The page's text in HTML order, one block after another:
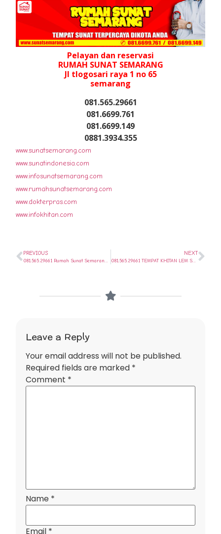
Pelayan dan reservasi
RUMAH SUNAT SEMARANG
Jl tlogosari raya 1 no 65
semarang
081.565.29661
081.6699.761
081.6699.149
0881.3934.355
www.sunatsemarang.com
www.sunatindonesia.com
www.infosunatsemarang.com
www.rumahsunatsemarang.com
www.dokterpras.com
www.infokhitan.com
PREVIOUS
081.565.29661 Rumah Sunat Semarang Pusat Tempat khitan | Sunat Klamp Murah terdekat di kota semarang
NEXT
081.565.29661 TEMPAT KHITAN LEM SEALER TERBARU DI SEMARANG
Leave a Reply
Your email address will not be published.
Required fields are marked *
Comment *
Name *
Email *